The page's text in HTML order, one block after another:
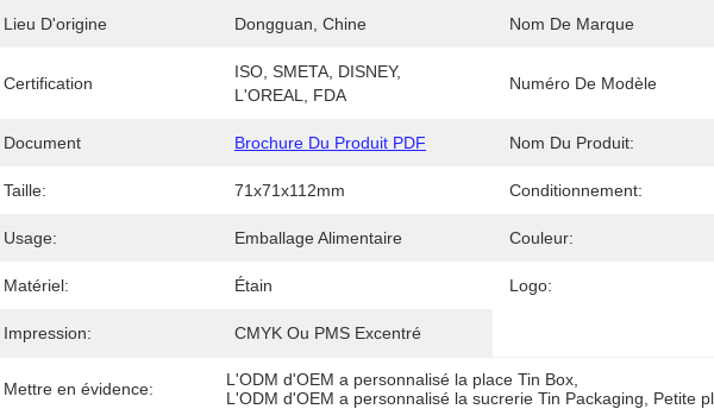
Lieu D'origine Dongguan, Chine Nom De Marque
Certification
ISO, SMETA, DISNEY,
L'OREAL, FDA
Numéro De Modèle
Document Brochure Du Produit PDF Nom Du Produit:
Taille: 71x71x112mm Conditionnement:
Usage: Emballage Alimentaire Couleur:
Matériel: Étain Logo:
Impression: CMYK Ou PMS Excentré
Mettre en évidence: L'ODM d'OEM a personnalisé la place Tin Box
L'ODM d'OEM a personnalisé la sucrerie Tin Packaging
Petite